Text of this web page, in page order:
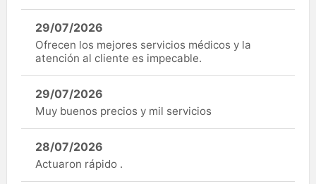
29/07/2026
Ofrecen los mejores servicios médicos y la
atención al cliente es impecable.
29/07/2026
Muy buenos precios y mil servicios
28/07/2026
Actuaron rápido .